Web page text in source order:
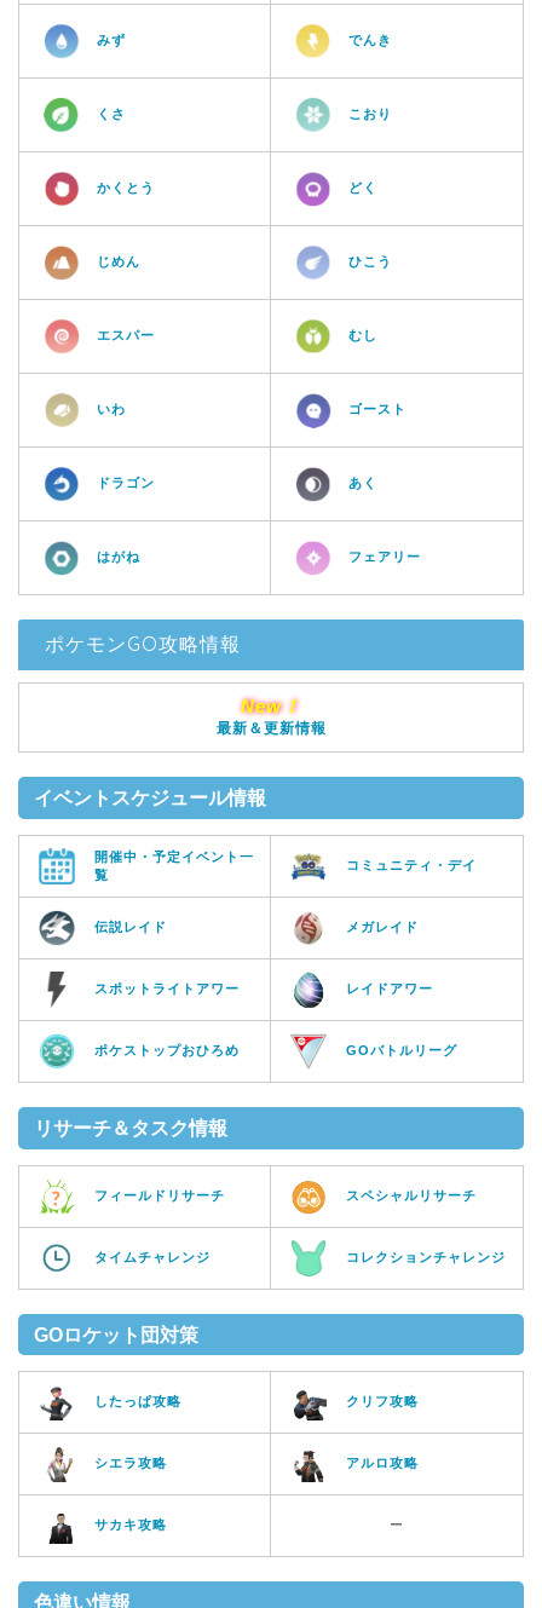
みず でんき
くさ こおり
かくとう どく
じめん ひこう
エスパー むし
いわ ゴースト
ドラゴン あく
はがね フェアリー
ポケモンGO攻略情報
New！
最新＆更新情報
イベントスケジュール情報
開催中・予定イベント一
覧
コミュニティ・デイ
伝説レイド メガレイド
スポットライトアワー レイドアワー
ポケストップおひろめ GOバトルリーグ
リサーチ＆タスク情報
フィールドリサーチ スペシャルリサーチ
タイムチャレンジ コレクションチャレンジ
GOロケット団対策
したっぱ攻略 クリフ攻略
シエラ攻略 アルロ攻略
サカキ攻略 ー
色違い情報